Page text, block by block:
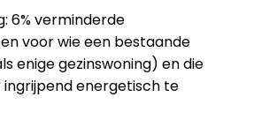
6% verminderde
voor wie een bestaande
enige gezinswoning) en die
ingrijpend energetisch te